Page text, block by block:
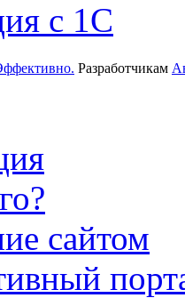
с 1С
Разработчикам
сайтом